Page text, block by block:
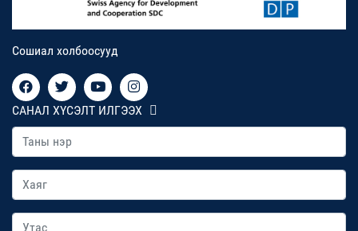
Сошиал холбоосууд
САНАЛ ХҮСЭЛТ ИЛГЭЭХ